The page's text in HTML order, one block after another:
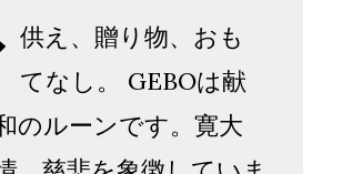
供え、贈り物、おも
てなし。 GEBOは献
のルーンです。寛大